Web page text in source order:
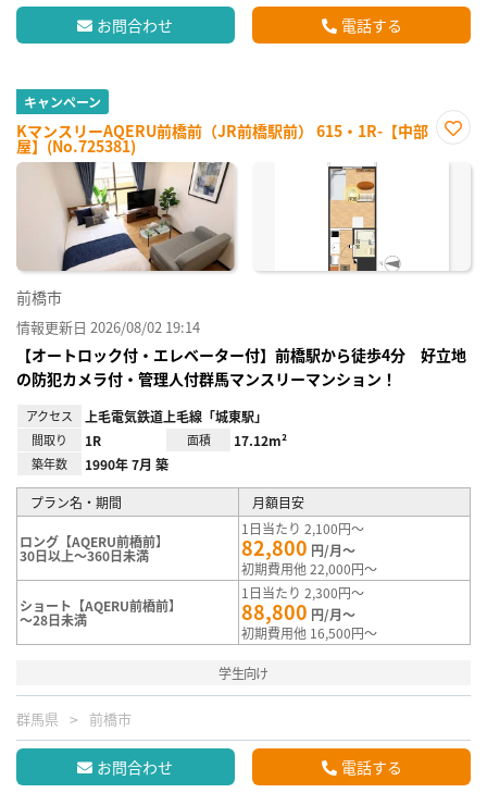
お問合わせ 電話する
キャンペーン
KマンスリーAQERU前橋前（JR前橋駅前） 615・1R-【中部
屋】(No.725381)
に入
前橋市
情報更新日 2026/08/02 19:14
【オートロック付・エレベーター付】前橋駅から徒歩4分 好立地
の防犯カメラ付・管理人付群馬マンスリーマンション！
アクセス 上毛電気鉄道上毛線「城東駅」
間取り 1R 面積 17.12m²
築年数 1990年 7月 築
プラン名・期間 月額目安
ロング【AQERU前橋前】
30日以上～360日未満
1日当たり 2,100円～
82,800 円/月～
初期費用他 22,000円～
ショート【AQERU前橋前】
～28日未満
1日当たり 2,300円～
88,800 円/月～
初期費用他 16,500円～
学生向け
群馬県 前橋市
お問合わせ 電話する